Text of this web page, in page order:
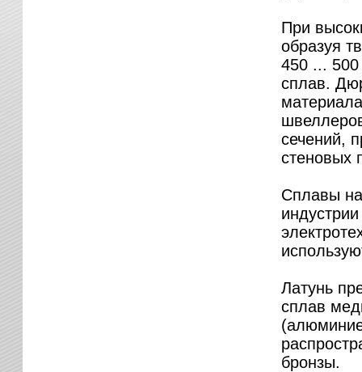
При
образуя
450 ...
сплав.
сечений,
стеновых
Сплавы
Латунь
сплав
бронзы.